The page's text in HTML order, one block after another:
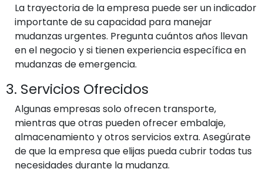
La trayectoria de la empresa puede ser un indicador
importante de su capacidad para manejar
mudanzas urgentes. Pregunta cuántos años llevan
en el negocio y si tienen experiencia específica en
mudanzas de emergencia.
3. Servicios Ofrecidos
Algunas empresas solo ofrecen transporte,
mientras que otras pueden ofrecer embalaje,
almacenamiento y otros servicios extra. Asegúrate
de que la empresa que elijas pueda cubrir todas tus
necesidades durante la mudanza.